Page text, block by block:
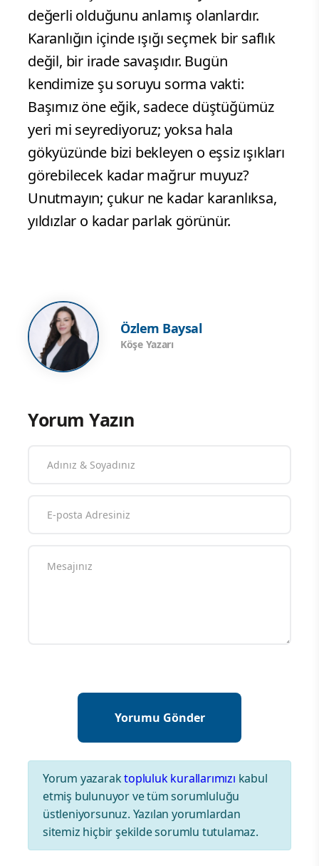
değerli olduğunu anlamış olanlardır.
Karanlığın içinde ışığı seçmek bir saflık
değil, bir irade savaşıdır. Bugün
kendimize şu soruyu sorma vakti:
Başımız öne eğik, sadece düştüğümüz
yeri mi seyrediyoruz; yoksa hala
gökyüzünde bizi bekleyen o eşsiz ışıkları
görebilecek kadar mağrur muyuz?
Unutmayın; çukur ne kadar karanlıksa,
yıldızlar o kadar parlak görünür.
Özlem Baysal
Köşe Yazarı
Yorum Yazın
Yorum yazaraktopluluk kurallarımızı kabul
etmiş bulunuyor ve tüm sorumluluğu
üstleniyorsunuz. Yazılan yorumlardan
sitemiz hiçbir şekilde sorumlu tutulamaz.